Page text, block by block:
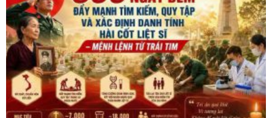
LỜI KÊU GỌI CUNG CẤP THÔNG TIN TÌM KIẾM HÀI CỐT LIỆT SĨ
30/07/2026